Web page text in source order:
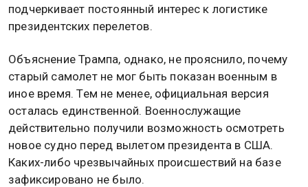
подчеркивает постоянный интерес к логистике
президентских перелетов.
Объяснение Трампа, однако, не прояснило, почему
старый самолет не мог быть показан военным в
иное время. Тем не менее, официальная версия
осталась единственной. Военнослужащие
действительно получили возможность осмотреть
новое судно перед вылетом президента в США.
Каких-либо чрезвычайных происшествий на базе
зафиксировано не было.